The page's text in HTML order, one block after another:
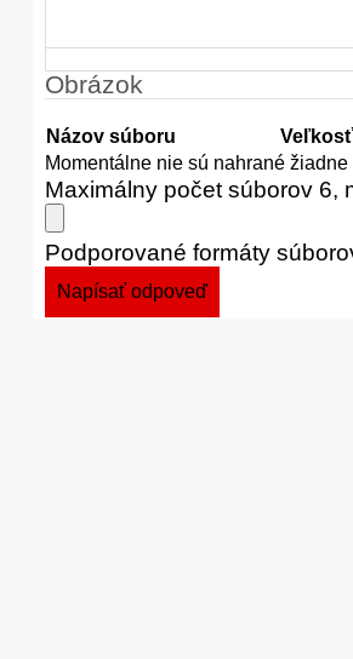
Obrázok
Názov súboru
Veľkosť
Momentálne nie sú nahrané žiadne
Maximálny počet súborov 6,
Podporované formáty